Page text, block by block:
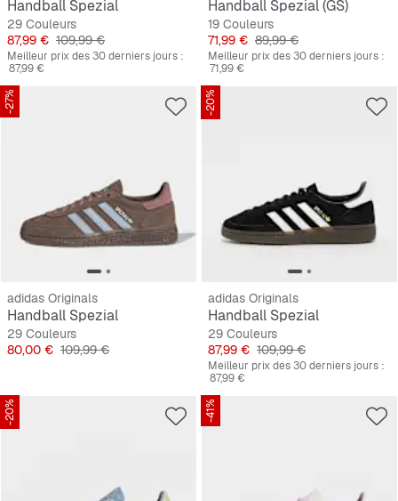
Handball Spezial
29 Couleurs
Prix
87,99 € Prix original
109,99 €
Meilleur prix des 30 derniers jours :
87,99 €
Handball Spezial (GS)
19 Couleurs
Prix
71,99 € Prix original
89,99 €
Meilleur prix des 30 derniers jours :
71,99 €
-27%
adidas Originals
Handball Spezial
29 Couleurs
Prix
80,00 € Prix original
109,99 €
-20%
adidas Originals
Handball Spezial
29 Couleurs
Prix
87,99 € Prix original
109,99 €
Meilleur prix des 30 derniers jours :
87,99 €
-20% -41%